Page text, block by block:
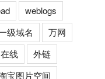
weblogs
级域名
万网
在线
外链
宝图片空间